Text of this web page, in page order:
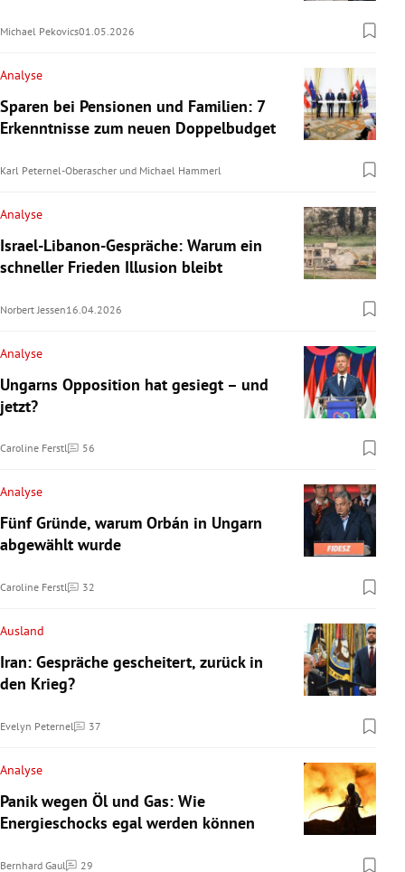
Michael Pekovics01.05.2026
Analyse
Sparen bei Pensionen und Familien: 7
Erkenntnisse zum neuen Doppelbudget
Karl Peternel-Oberascher und Michael Hammerl
Analyse
Israel-Libanon-Gespräche: Warum ein
schneller Frieden Illusion bleibt
Norbert Jessen16.04.2026
Analyse
Ungarns Opposition hat gesiegt – und
jetzt?
Caroline Ferstl 56
Kommentare
Analyse
Fünf Gründe, warum Orbán in Ungarn
abgewählt wurde
Caroline Ferstl 32
Kommentare
Ausland
Iran: Gespräche gescheitert, zurück in
den Krieg?
Evelyn Peternel 37
Kommentare
Analyse
Panik wegen Öl und Gas: Wie
Energieschocks egal werden können
Bernhard Gaul 29